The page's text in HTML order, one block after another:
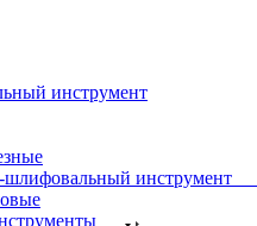
инструмент
шлифовальный инструмент